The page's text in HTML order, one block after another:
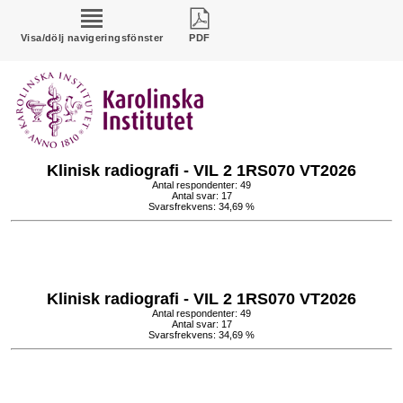
Visa/dölj navigeringsfönster PDF
Klinisk radiografi - VIL 2 1RS070 VT2026
Antal respondenter: 49
Antal svar: 17
Svarsfrekvens: 34,69 %
Klinisk radiografi - VIL 2 1RS070 VT2026
Antal respondenter: 49
Antal svar: 17
Svarsfrekvens: 34,69 %